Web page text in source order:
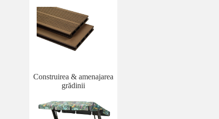
Construirea & amenajarea
grădinii